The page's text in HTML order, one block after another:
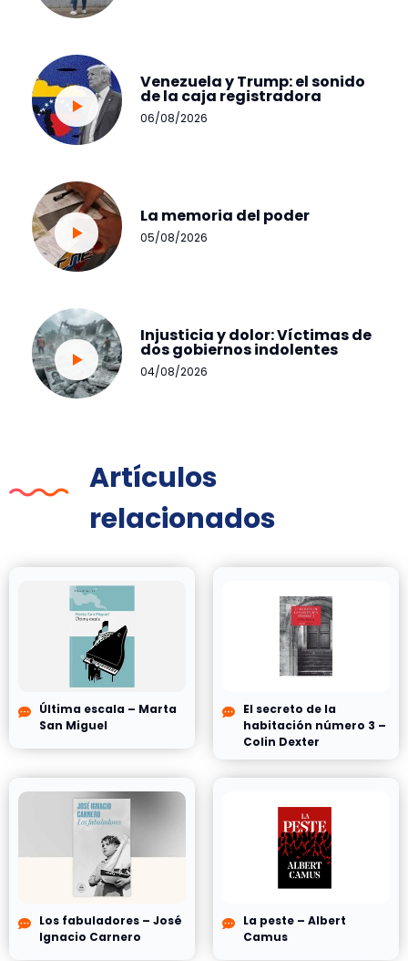
Venezuela y Trump: el sonido
de la caja registradora
06/08/2026
La memoria del poder
05/08/2026
Injusticia y dolor: Víctimas de
dos gobiernos indolentes
04/08/2026
Artículos
relacionados
Última escala – Marta
San Miguel
El secreto de la
habitación número 3 –
Colin Dexter
Los fabuladores – José
Ignacio Carnero
La peste – Albert
Camus